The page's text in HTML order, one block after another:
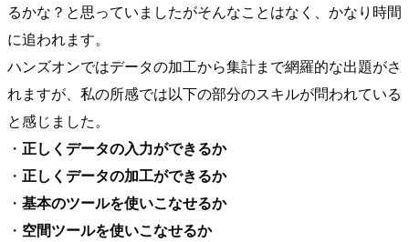
るかな？と思っていましたがそんなことはなく、かなり時間
に追われます。
ハンズオンではデータの加工から集計まで網羅的な出題がさ
れますが、私の所感では以下の部分のスキルが問われている
と感じました。
・ 正しくデータの入力ができるか
・ 正しくデータの加工ができるか
・ 基本のツールを使いこなせるか
・ 空間ツールを使いこなせるか